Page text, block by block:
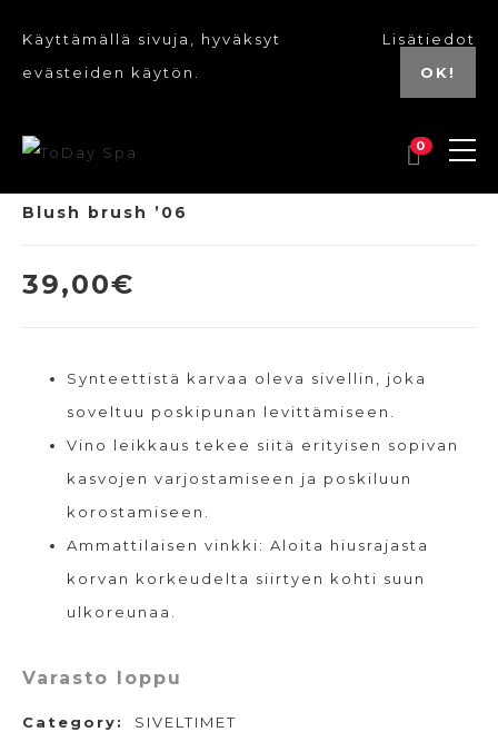
Käyttämällä sivuja, hyväksyt
evästeiden käytön.
Lisätiedot
OK!
0
Blush brush ’06
39,00€
Synteettistä karvaa oleva sivellin, joka
soveltuu poskipunan levittämiseen.
Vino leikkaus tekee siitä erityisen sopivan
kasvojen varjostamiseen ja poskiluun
korostamiseen.
Ammattilaisen vinkki: Aloita hiusrajasta
korvan korkeudelta siirtyen kohti suun
ulkoreunaa.
Varasto loppu
Category: SIVELTIMET